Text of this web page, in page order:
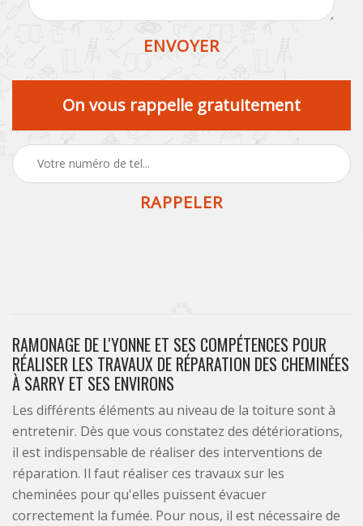
On vous rappelle gratuitement
RAMONAGE DE L'YONNE ET SES COMPÉTENCES POUR
RÉALISER LES TRAVAUX DE RÉPARATION DES CHEMINÉES
À SARRY ET SES ENVIRONS
Les différents éléments au niveau de la toiture sont à
entretenir. Dès que vous constatez des détériorations,
il est indispensable de réaliser des interventions de
réparation. Il faut réaliser ces travaux sur les
cheminées pour qu'elles puissent évacuer
correctement la fumée. Pour nous, il est nécessaire de